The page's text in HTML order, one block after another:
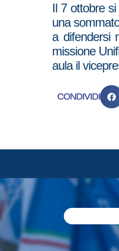
Il 7 ottobre
una
a difendersi
missione
aula il
CONDIVIDI